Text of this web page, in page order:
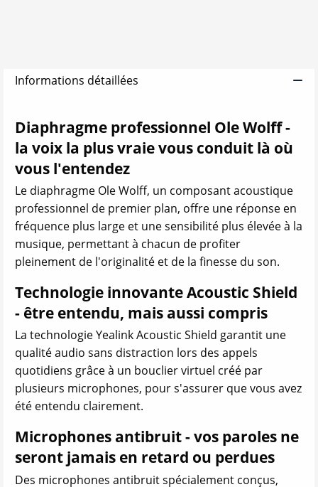
Informations détaillées
Diaphragme professionnel Ole Wolff -
la voix la plus vraie vous conduit là où
vous l'entendez
Le diaphragme Ole Wolff, un composant acoustique
professionnel de premier plan, offre une réponse en
fréquence plus large et une sensibilité plus élevée à la
musique, permettant à chacun de profiter
pleinement de l'originalité et de la finesse du son.
Technologie innovante Acoustic Shield
- être entendu, mais aussi compris
La technologie Yealink Acoustic Shield garantit une
qualité audio sans distraction lors des appels
quotidiens grâce à un bouclier virtuel créé par
plusieurs microphones, pour s'assurer que vous avez
été entendu clairement.
Microphones antibruit - vos paroles ne
seront jamais en retard ou perdues
Des microphones antibruit spécialement conçus,